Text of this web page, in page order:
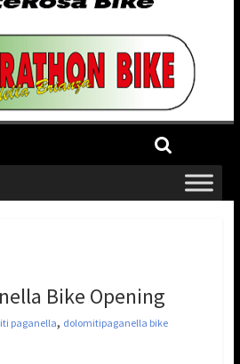
Bike Opening
paganella, dolomitipaganella bike